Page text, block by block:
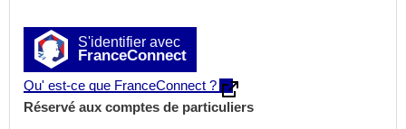
S'identifier avec
FranceConnect
Qu' est-ce que FranceConnect ?
Réservé aux comptes de particuliers